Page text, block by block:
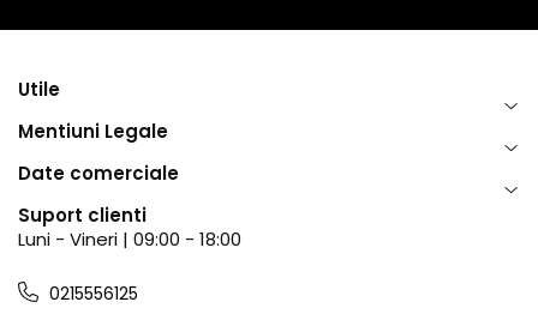
Utile
Mentiuni Legale
Date comerciale
Suport clienti
Luni - Vineri | 09:00 - 18:00
0215556125